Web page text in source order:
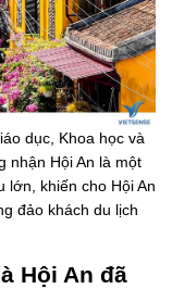
dục, Khoa học và
nhận Hội An là một
lớn, khiến cho Hội An
đảo khách du lịch
Hội An đã